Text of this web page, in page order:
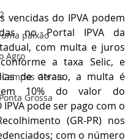
paixão
Agro
Gerais
Grossa
vencidas do IPVA podem
no Portal IPVA da
com multa e juros
a taxa Selic, e
de atraso, a multa é
em 10% do valor do
pode ser pago com o
(GR-PR) nos
com o número